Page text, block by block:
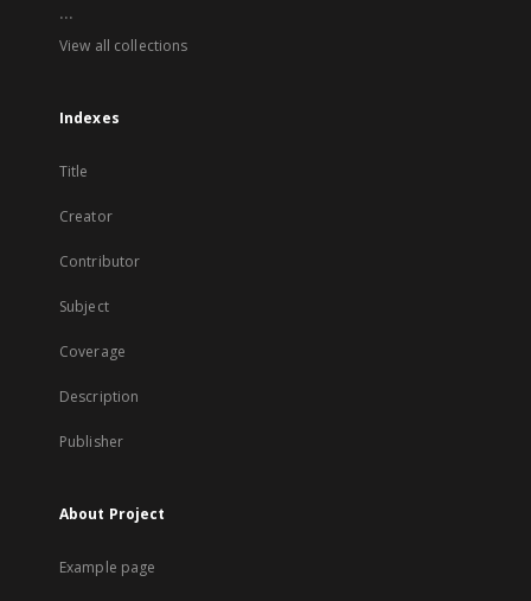
...
View all collections
Indexes
Title
Creator
Contributor
Subject
Coverage
Description
Publisher
About Project
Example page